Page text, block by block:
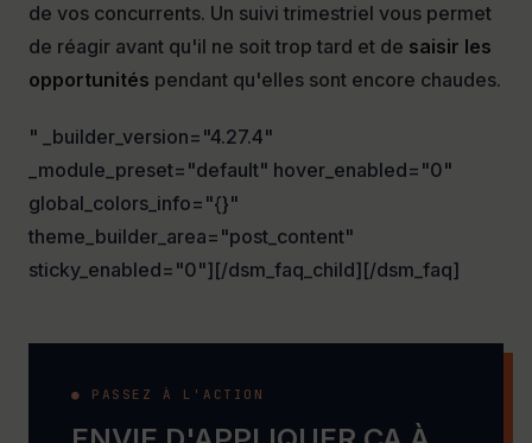
de vos concurrents. Un suivi trimestriel vous permet
de réagir avant qu'il ne soit trop tard et de saisir les
opportunités pendant qu'elles sont encore chaudes.
" _builder_version="4.27.4"
_module_preset="default" hover_enabled="0"
global_colors_info="{}"
theme_builder_area="post_content"
sticky_enabled="0"][/dsm_faq_child][/dsm_faq]
● PASSEZ À L'ACTION